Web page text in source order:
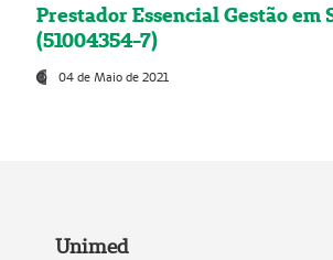
Prestador Essencial Gestão em
(51004354-7)
04 de Maio de 2021
Unimed